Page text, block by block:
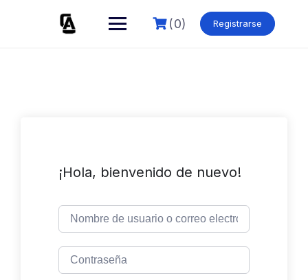
(0) Registrarse
¡Hola, bienvenido de nuevo!